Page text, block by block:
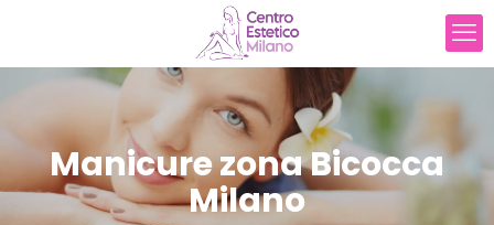
Manicure zona Bicocca
Milano